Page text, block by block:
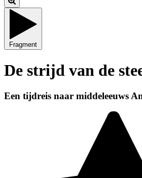
Fragment
De strijd van de
Een tijdreis naar middeleeuws